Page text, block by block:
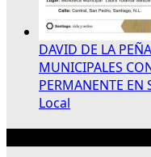
DAVID DE LA
MUNICIPALES
PERMANENTE EN
Local